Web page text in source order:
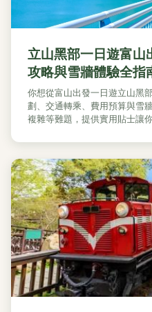
立山黑部一日遊富山
攻略與雪牆體驗全指
你想從富山出發一日遊立山黑
劃、交通轉乘、費用預算與雪
複雜等難題，提供實用貼士讓